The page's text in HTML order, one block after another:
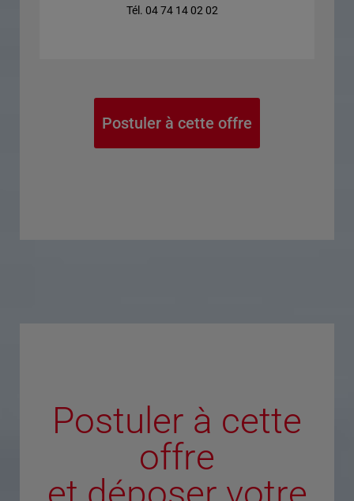
Tél. 04 74 14 02 02
Postuler à cette offre
Postuler à cette
offre